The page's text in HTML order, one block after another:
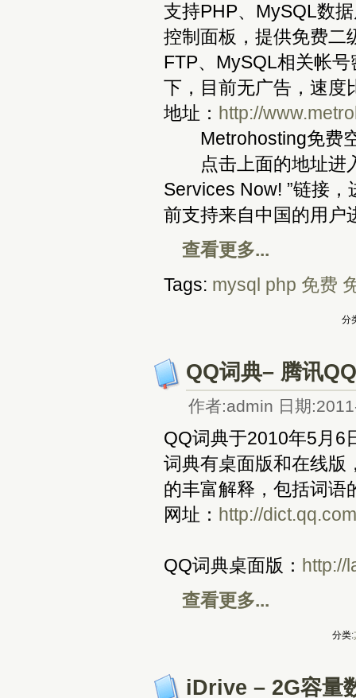
支持PHP、MySQL数
控制面板，提供免费二
FTP、MySQL相关帐
下，目前无广告，速度
地址： http://
Metrohosting免费空
点击上面的地址进入
Services Now! ”链接，
前支持来自中国的用户
查看更多...
Tags: mysql php 免费
分
QQ词典– 腾讯
作者:admin 日期
QQ词典于2010年5月6
词典有桌面版和在线版
的丰富解释，包括词语
网址： http://dict.qq.com
QQ词典桌面版： http://
查看更多...
分类:
iDrive – 2G容量